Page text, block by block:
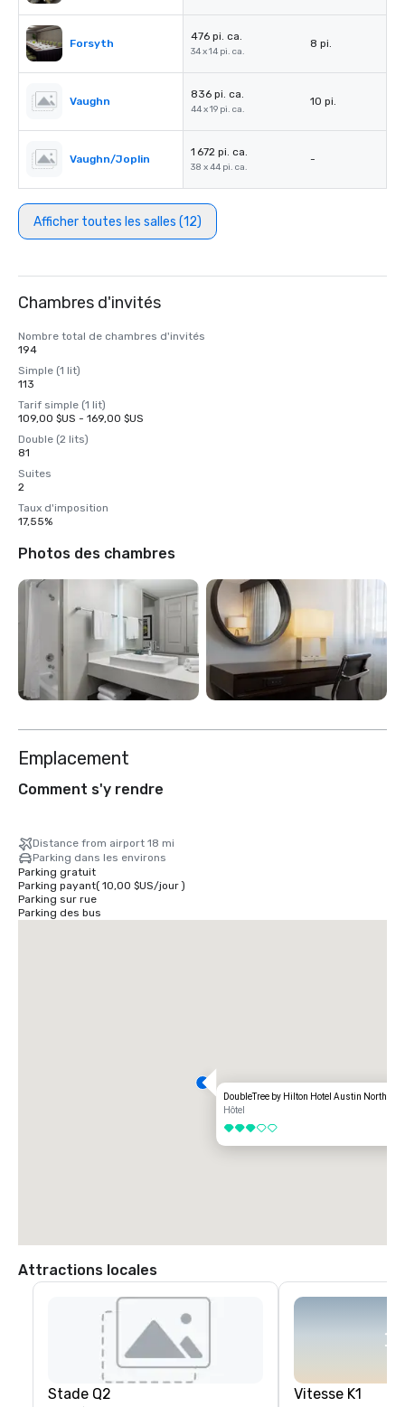
Forsyth
476 pi. ca.
34 x 14 pi. ca.
8 pi.
Vaughn
836 pi. ca.
44 x 19 pi. ca.
10 pi.
Vaughn/Joplin
1 672 pi. ca.
38 x 44 pi. ca.
-
Afficher toutes les salles (12)
Chambres d'invités
Nombre total de chambres d'invités
194
Simple (1 lit)
113
Tarif simple (1 lit)
109,00 $US - 169,00 $US
Double (2 lits)
81
Suites
2
Taux d'imposition
17,55%
Photos des chambres
Emplacement
Comment s'y rendre
Distance from airport 18 mi
Parking dans les environs
Parking gratuit
Parking payant( 10,00 $US/jour)
Parking sur rue
Parking des bus
DoubleTree by Hilton Hotel Austin
Hôtel
3 sur 5
Attractions locales
Stade Q2 Vitesse K1